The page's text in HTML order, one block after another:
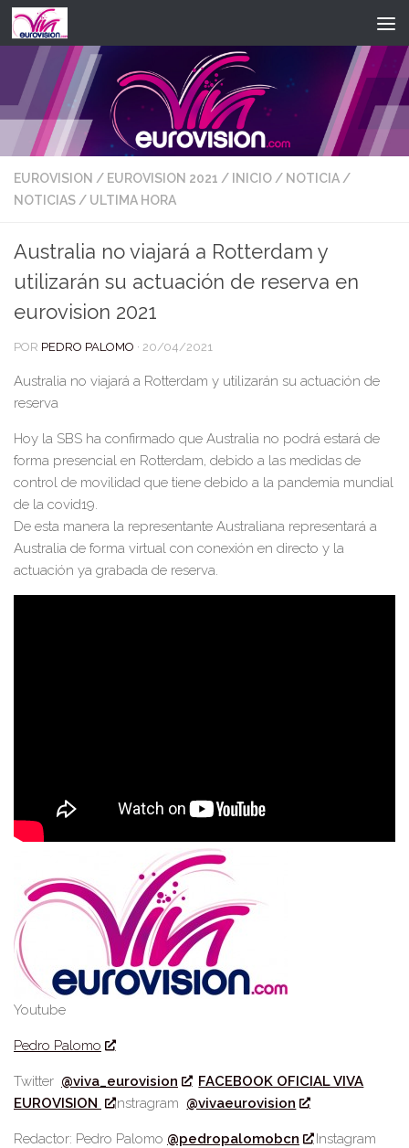
Saltar al contenido
EUROVISION / EUROVISION 2021 / INICIO/ NOTICIA/
NOTICIAS/ ULTIMA HORA
Australia no viajará a Rotterdam y
utilizarán su actuación de reserva en
eurovision 2021
POR PEDRO PALOMO · 20/04/2021
Australia no viajará a Rotterdam y utilizarán su actuación de
reserva
Hoy la SBS ha confirmado que Australia no podrá estará de
forma presencial en Rotterdam, debido a las medidas de
control de movilidad que tiene debido a la pandemia mundial
de la covid19.
De esta manera la representante Australiana representará a
Australia de forma virtual con conexión en directo y la
actuación ya grabada de reserva.
Youtube
Pedro Palomo
Twitter @viva_eurovision
FACEBOOK OFICIAL VIVA
EUROVISION
Instragram @vivaeurovision
Redactor: Pedro Palomo @pedropalomobcn
Instagram